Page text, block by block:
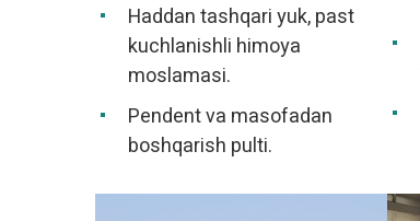
Haddan tashqari yuk, past
kuchlanishli himoya
moslamasi.
Pendent va masofadan
boshqarish pulti.